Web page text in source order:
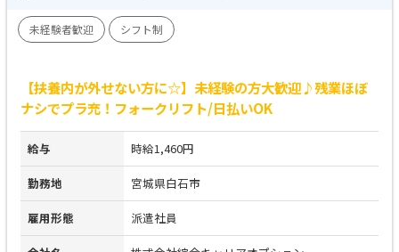
未経験者歓迎 シフト制
【扶養内が外せない方に☆】未経験の方大歓迎♪残業ほぼ
ナシでプラ充！フォークリフト/日払いOK
給与 時給1,460円
勤務地 宮城県白石市
雇用形態 派遣社員